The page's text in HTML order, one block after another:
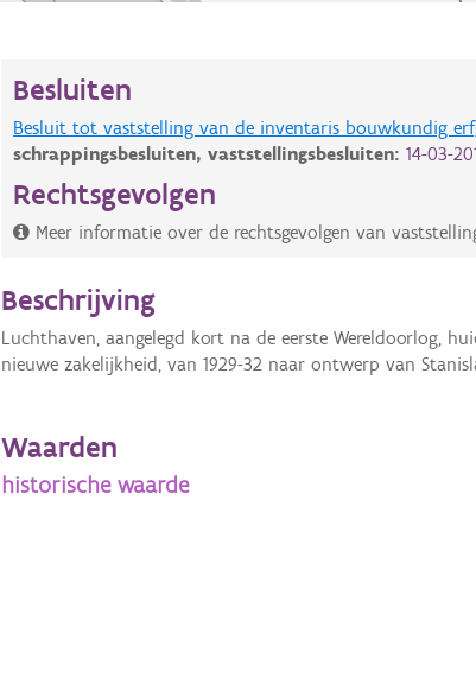
Besluiten
Besluit tot vaststelling van de inventaris bouwkundig
schrappingsbesluiten,vaststellingsbesluiten:14-03-
Rechtsgevolgen
Meer informatie over de rechtsgevolgen van
Beschrijving
Luchthaven, aangelegd kort na de eerste Wereldoorlog,
nieuwe zakelijkheid, van 1929-32 naar ontwerp van
Waarden
historische waarde